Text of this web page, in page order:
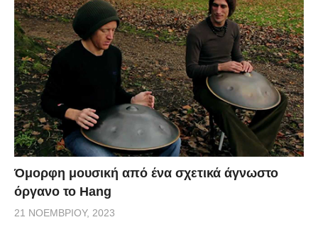
Όμορφη μουσική από ένα σχετικά άγνωστο
όργανο το Hang
21 ΝΟΕΜΒΡΊΟΥ, 2023